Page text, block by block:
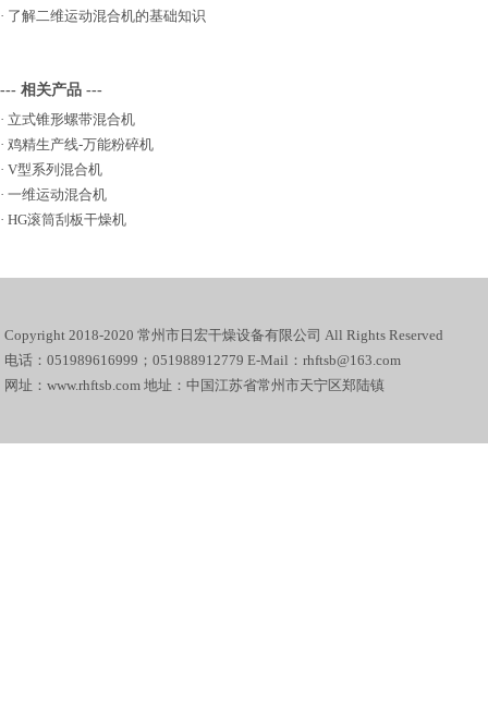
· 了解二维运动混合机的基础知识
--- 相关产品 ---
· 立式锥形螺带混合机
· 鸡精生产线-万能粉碎机
· V型系列混合机
· 一维运动混合机
· HG滚筒刮板干燥机
Copyright 2018-2020 常州市日宏干燥设备有限公司 All Rights Reserved
电话：051989616999；051988912779 E-Mail：rhftsb@163.com
网址：www.rhftsb.com 地址：中国江苏省常州市天宁区郑陆镇